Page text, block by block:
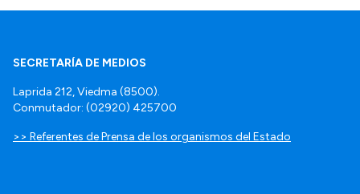
SECRETARÍA DE MEDIOS
Laprida 212, Viedma (8500).
Conmutador: (02920) 425700
>> Referentes de Prensa de los organismos del Estado